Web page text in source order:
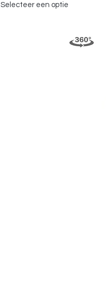
Selecteer een optie